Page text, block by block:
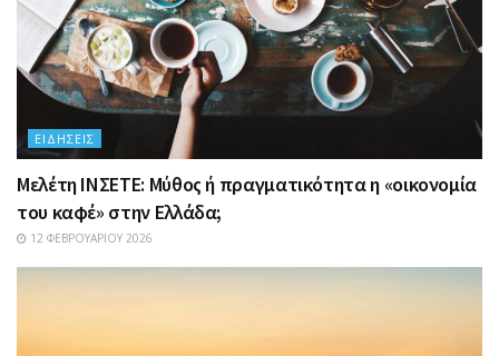
ΕΙΔΉΣΕΙΣ
Μελέτη ΙΝΣΕΤΕ: Μύθος ή πραγματικότητα η «οικονομία
του καφέ» στην Ελλάδα;
12 ΦΕΒΡΟΥΑΡΊΟΥ 2026